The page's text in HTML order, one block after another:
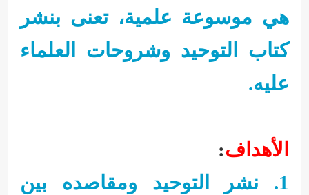
هي موسوعة علمية، تعنى بنشر
كتاب التوحيد وشروحات العلماء
عليه.
الأهداف:
1. نشر التوحيد ومقاصده بين